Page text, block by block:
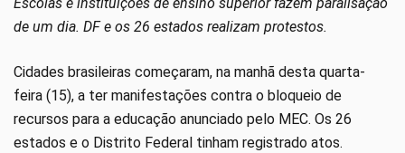
de um dia. DF e os 26 estados realizam protestos.
Cidades brasileiras começaram, na manhã desta quarta-
feira (15), a ter manifestações contra o bloqueio de
recursos para a educação anunciado pelo MEC. Os 26
estados e o Distrito Federal tinham registrado atos.